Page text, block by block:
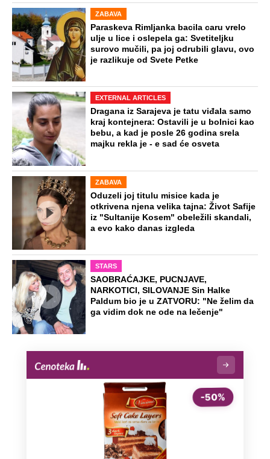
ZABAVA
Paraskeva Rimljanka bacila caru vrelo
ulje u lice i oslepela ga: Svetiteljku
surovo mučili, pa joj odrubili glavu, ovo
je razlikuje od Svete Petke
EXTERNAL ARTICLES
Dragana iz Sarajeva je tatu viđala samo
kraj kontejnera: Ostavili je u bolnici kao
bebu, a kad je posle 26 godina srela
majku rekla je - e sad će osveta
ZABAVA
Oduzeli joj titulu misice kada je
otkrivena njena velika tajna: Život Safije
iz "Sultanije Kosem" obeležili skandali,
a evo kako danas izgleda
STARS
SAOBRAĆAJKE, PUCNJAVE,
NARKOTICI, SILOVANJE Sin Halke
Paldum bio je u ZATVORU: "Ne želim da
ga vidim dok ne ode na lečenje"